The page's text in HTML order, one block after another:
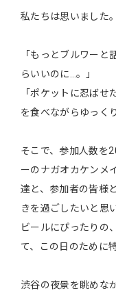
私たちは思いました。
「もっとブルワー
らいいのに…。」
「ポケットに忍ば
を食べながらゆっく
そこで、参加人数を
ーのナガオカケンメ
達と、参加者の皆様
きを過ごしたいと思
ビールにぴったりの
て、この日のために
渋谷の夜景を眺めな